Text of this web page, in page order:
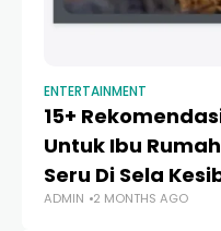
ENTERTAINMENT
15+
Untuk Ibu
Seru Di Sela
ADMIN 2 MONTHS AGO